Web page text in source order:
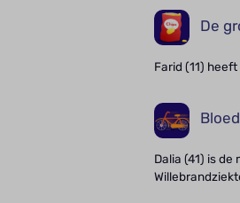
De
Farid (11)
Dalia (41) is de